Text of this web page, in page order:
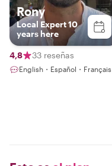
Rony
Local Expert 10
years here
4,8 33 reseñas
English・Español・Français